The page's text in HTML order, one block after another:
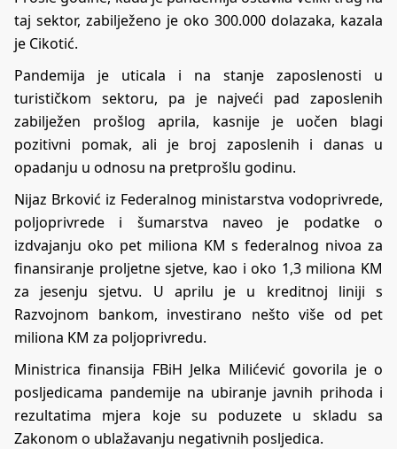
taj sektor, zabilježeno je oko 300.000 dolazaka, kazala
je Cikotić.
Pandemija je uticala i na stanje zaposlenosti u
turističkom sektoru, pa je najveći pad zaposlenih
zabilježen prošlog aprila, kasnije je uočen blagi
pozitivni pomak, ali je broj zaposlenih i danas u
opadanju u odnosu na pretprošlu godinu.
Nijaz Brković iz Federalnog ministarstva vodoprivrede,
poljoprivrede i šumarstva naveo je podatke o
izdvajanju oko pet miliona KM s federalnog nivoa za
finansiranje proljetne sjetve, kao i oko 1,3 miliona KM
za jesenju sjetvu. U aprilu je u kreditnoj liniji s
Razvojnom bankom, investirano nešto više od pet
miliona KM za poljoprivredu.
Ministrica finansija FBiH Jelka Milićević govorila je o
posljedicama pandemije na ubiranje javnih prihoda i
rezultatima mjera koje su poduzete u skladu sa
Zakonom o ublažavanju negativnih posljedica.